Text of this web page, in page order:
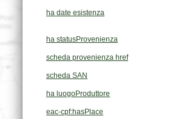
ha date esistenza
ha statusProvenienza
scheda provenienza href
scheda SAN
ha luogoProduttore
eac-cpf:hasPlace